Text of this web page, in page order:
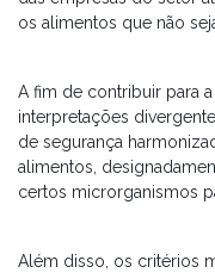
os alimentos que não
A fim de contribuir para
interpretações
de segurança
alimentos,
certos microrganismos
Além disso, os critérios